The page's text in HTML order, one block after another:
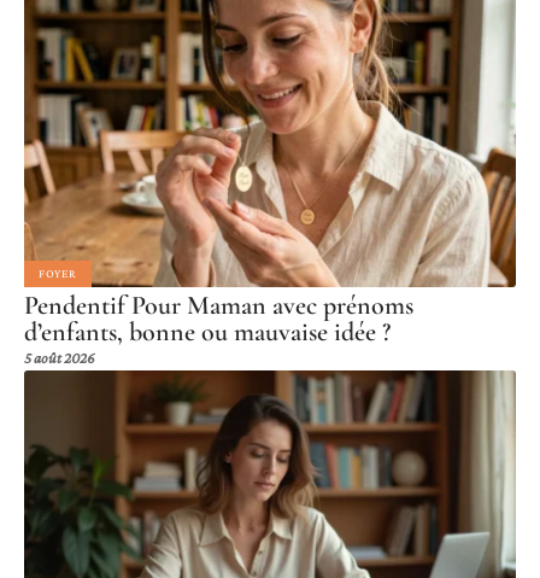
FOYER
Pendentif Pour Maman avec prénoms
d’enfants, bonne ou mauvaise idée ?
5 août 2026